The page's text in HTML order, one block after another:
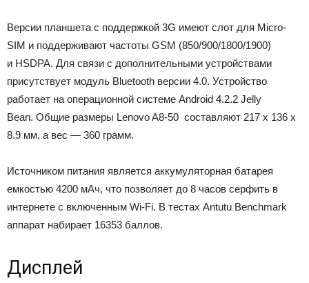
Версии планшета с поддержкой 3G имеют слот для Micro-
SIM и поддерживают частоты GSM (850/900/1800/1900)
и HSDPA. Для связи с дополнительными устройствами
присутствует модуль Bluetooth версии 4.0. Устройство
работает на операционной системе Android 4.2.2 Jelly
Bean. Общие размеры Lenovo A8-50 составляют 217 x 136 x
8.9 мм, а вес — 360 грамм.
Источником питания является аккумуляторная батарея
емкостью 4200 мАч, что позволяет до 8 часов серфить в
интернете с включенным Wi-Fi. В тестах Antutu Benchmark
аппарат набирает 16353 баллов.
Дисплей